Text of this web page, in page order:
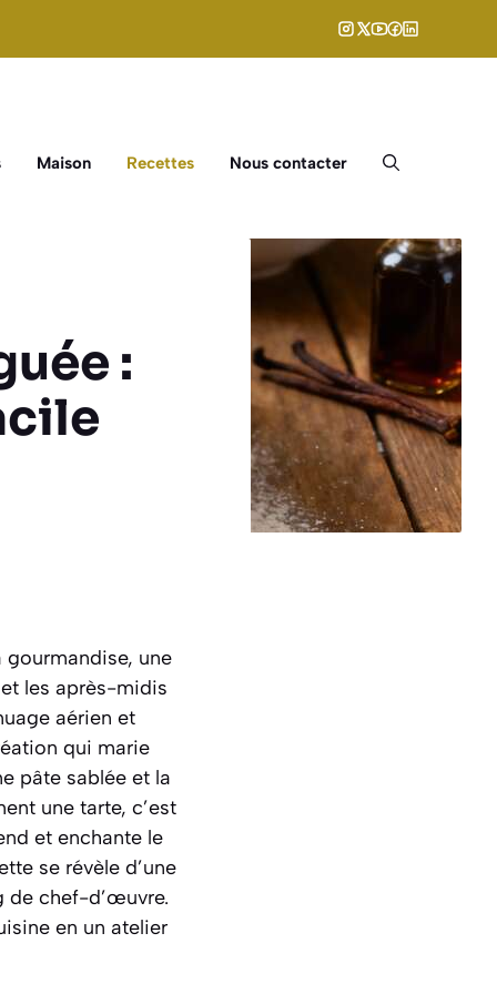
Maison Recettes Nous contacter
:
gourmandise, une
les après-midis
aérien et
qui marie
pâte sablée et la
une tarte, c’est
et enchante le
se révèle d’une
de chef-d’œuvre.
en un atelier